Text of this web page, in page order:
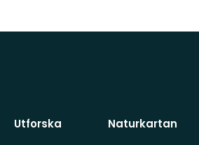
Utforska
Naturkartan